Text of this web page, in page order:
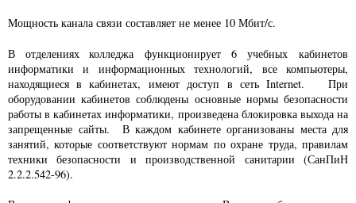
Мощность канала связи составляет не менее 10 Мбит/с.
В отделениях колледжа функционирует 6 учебных кабинетов
информатики и информационных технологий, все компьютеры,
находящиеся в кабинетах, имеют доступ в сеть Internet. При
оборудовании кабинетов соблюдены основные нормы безопасности
работы в кабинетах информатики, произведена блокировка выхода на
запрещенные сайты. В каждом кабинете организованы места для
занятий, которые соответствуют нормам по охране труда, правилам
техники безопасности и производственной санитарии (СанПиН
2.2.2.542-96).